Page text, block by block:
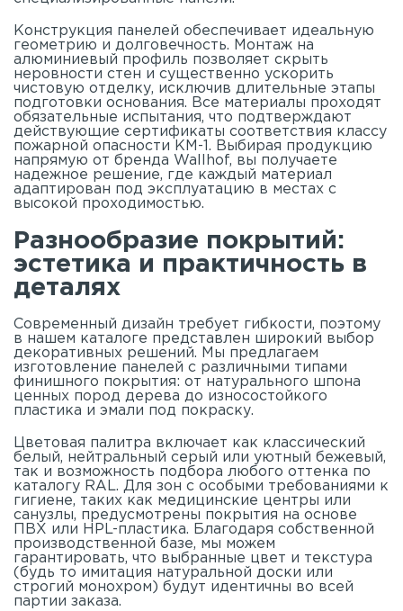
Конструкция панелей обеспечивает идеальную
геометрию и долговечность. Монтаж на
алюминиевый профиль позволяет скрыть
неровности стен и существенно ускорить
чистовую отделку, исключив длительные этапы
подготовки основания. Все материалы проходят
обязательные испытания, что подтверждают
действующие сертификаты соответствия классу
пожарной опасности КМ-1. Выбирая продукцию
напрямую от бренда Wallhof, вы получаете
надежное решение, где каждый материал
адаптирован под эксплуатацию в местах с
высокой проходимостью.
Разнообразие покрытий:
эстетика и практичность в
деталях
Современный дизайн требует гибкости, поэтому
в нашем каталоге представлен широкий выбор
декоративных решений. Мы предлагаем
изготовление панелей с различными типами
финишного покрытия: от натурального шпона
ценных пород дерева до износостойкого
пластика и эмали под покраску.
Цветовая палитра включает как классический
белый, нейтральный серый или уютный бежевый,
так и возможность подбора любого оттенка по
каталогу RAL. Для зон с особыми требованиями к
гигиене, таких как медицинские центры или
санузлы, предусмотрены покрытия на основе
ПВХ или HPL-пластика. Благодаря собственной
производственной базе, мы можем
гарантировать, что выбранные цвет и текстура
(будь то имитация натуральной доски или
строгий монохром) будут идентичны во всей
партии заказа.